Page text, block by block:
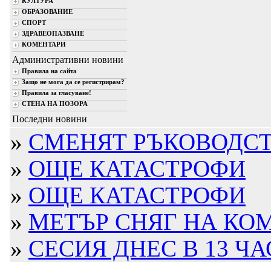
ОБРАЗОВАНИЕ
СПОРТ
ЗДРАВЕОПАЗВАНЕ
КОМЕНТАРИ
Административни новини
Правила на сайта
Защо не мога да се регистрирам?
Правила за гласуване!
СТЕНА НА ПОЗОРА
Последни новини
» СМЕНЯТ
» ОЩЕ КАТАСТРОФИ
» ОЩЕ КАТАСТРОФИ
» МЕТЪР СНЯГ НА
» СЕСИЯ ДНЕС В 13